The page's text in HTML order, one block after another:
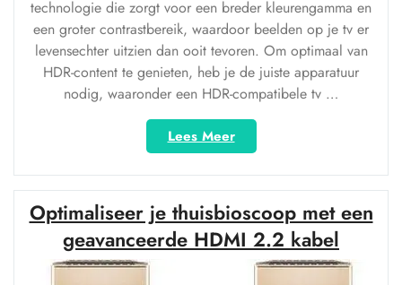
technologie die zorgt voor een breder kleurengamma en
een groter contrastbereik, waardoor beelden op je tv er
levensechter uitzien dan ooit tevoren. Om optimaal van
HDR-content te genieten, heb je de juiste apparatuur
nodig, waaronder een HDR-compatibele tv …
Lees Meer“Ontdek
de
voordelen
van
een
HDR
HDMI-
kabel
Optimaliseer je thuisbioscoop met een
geavanceerde HDMI 2.2 kabel